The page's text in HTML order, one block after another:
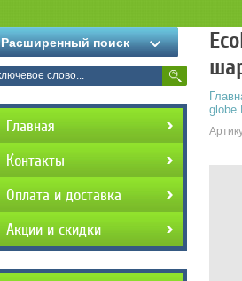
globe
Расширенный поиск
Главная
Контакты
Оплата и доставка
Акции и скидки